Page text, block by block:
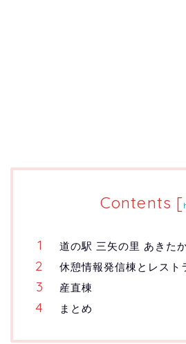
Contents [
道の駅 三矢の里 あきた
休憩情報発信棟とレスト
産直棟
まとめ